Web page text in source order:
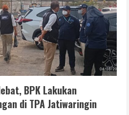
BPK Lakukan
di TPA Jatiwaringin